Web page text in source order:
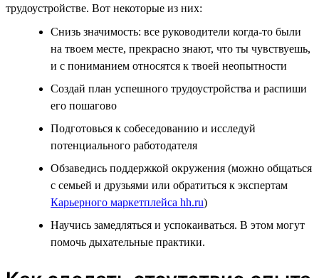
трудоустройстве. Вот некоторые из них:
Снизь значимость: все руководители когда-то были
на твоем месте, прекрасно знают, что ты чувствуешь,
и с пониманием относятся к твоей неопытности
Создай план успешного трудоустройства и распиши
его пошагово
Подготовься к собеседованию и исследуй
потенциального работодателя
Обзаведись поддержкой окружения (можно общаться
с семьей и друзьями или обратиться к экспертам
Карьерного маркетплейса hh.ru)
Научись замедляться и успокаиваться. В этом могут
помочь дыхательные практики.